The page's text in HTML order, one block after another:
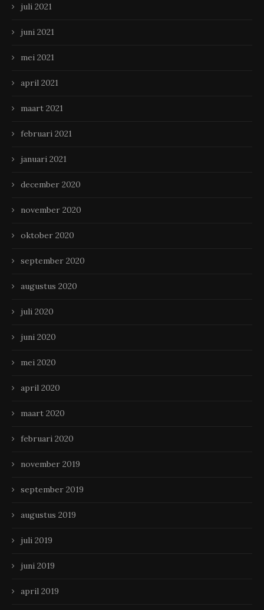
juli 2021
juni 2021
mei 2021
april 2021
maart 2021
februari 2021
januari 2021
december 2020
november 2020
oktober 2020
september 2020
augustus 2020
juli 2020
juni 2020
mei 2020
april 2020
maart 2020
februari 2020
november 2019
september 2019
augustus 2019
juli 2019
juni 2019
april 2019